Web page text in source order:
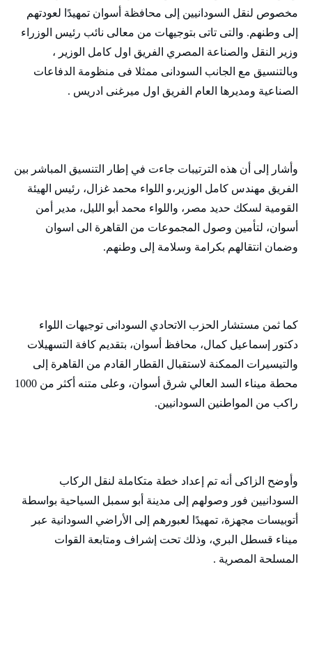
مخصوص لنقل السودانيين إلى محافظة أسوان تمهيدًا لعودتهم
إلى وطنهم. والتى تاتى بتوجيهات من معالى نائب رئيس الوزراء
وزير النقل والصناعة المصري الفريق اول كامل الوزير ،
وبالتنسيق مع الجانب السودانى ممثلا فى منظومة الدفاعات
الصناعية ومديرها العام الفريق اول ميرغنى ادريس .
وأشار إلى أن هذه الترتيبات جاءت في إطار التنسيق المباشر بين
الفريق مهندس كامل الوزير،و اللواء محمد غزال، رئيس الهيئة
القومية لسكك حديد مصر، واللواء محمد أبو الليل، مدير أمن
أسوان، لتأمين وصول المجموعات من القاهرة الى اسوان
وضمان انتقالهم بكرامة وسلامة إلى وطنهم.
كما ثمن مستشار الحزب الاتحادي السودانى توجيهات اللواء
دكتور إسماعيل كمال، محافظ أسوان، بتقديم كافة التسهيلات
والتيسيرات الممكنة لاستقبال القطار القادم من القاهرة إلى
محطة ميناء السد العالي شرق أسوان، وعلى متنه أكثر من 1000
راكب من المواطنين السودانيين.
وأوضح الزاكى أنه تم إعداد خطة متكاملة لنقل الركاب
السودانيين فور وصولهم إلى مدينة أبو سمبل السياحية بواسطة
أتوبيسات مجهزة، تمهيدًا لعبورهم إلى الأراضي السودانية عبر
ميناء قسطل البري، وذلك تحت إشراف ومتابعة القوات
المسلحة المصرية .